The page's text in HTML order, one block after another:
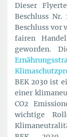
Dieser
Beschluss Nr.
Beschluss vor
fairen
geworden.
BEK 2030 ist
einer
CO2
wichtige